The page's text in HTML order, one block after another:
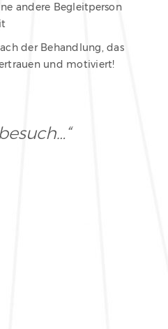
andere Begleitperson
der Behandlung, das
und motiviert!